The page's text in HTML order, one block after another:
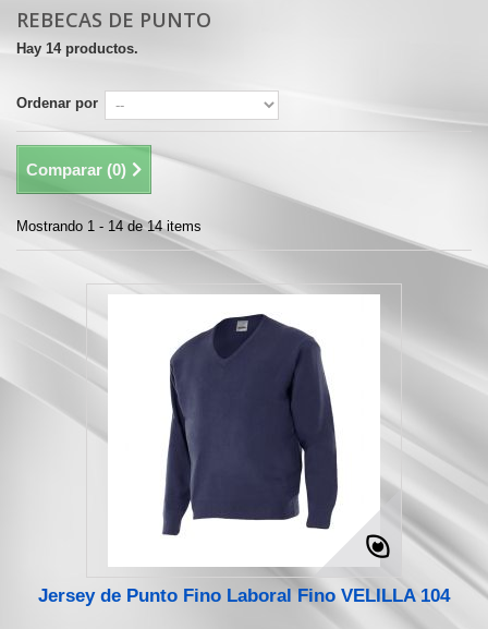
REBECAS DE PUNTO
Hay 14 productos.
Ordenar por
Comparar (0)
Mostrando 1 - 14 de 14 items
Jersey de Punto Fino Laboral Fino VELILLA 104